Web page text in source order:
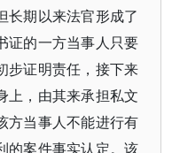
长期以来法官形成了
证的一方当事人只要
步证明责任，接下来
上，由其来承担私文
方当事人不能进行有
的案件事实认定。该